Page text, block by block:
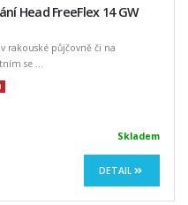
Head FreeFlex 14 GW
rakouské půjčovně či na
se ...
Skladem
DETAIL